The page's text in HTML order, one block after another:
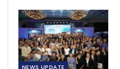
NEWS​ UPDATE